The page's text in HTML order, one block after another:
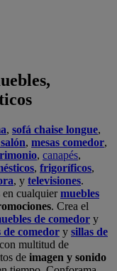
, sofá chaise longue,
, mesas comedor,
, canapés,
, frigoríficos,
, y televisiones.
en cualquiermuebles
. Crea el
de comedor y
de comedor y sillas de
multitud de
de imagen y sonido